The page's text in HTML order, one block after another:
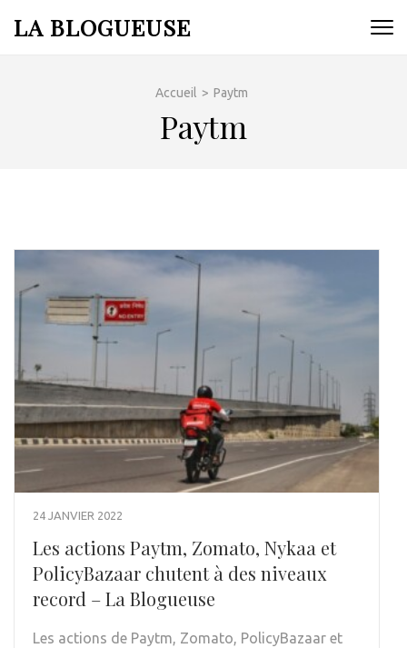
auLA BLOGUEUSE
Accueil > Paytm
Paytm
24 JANVIER 2022
Les actions Paytm, Zomato, Nykaa et
PolicyBazaar chutent à des niveaux
record – La Blogueuse
Les actions de Paytm, Zomato, PolicyBazaar et